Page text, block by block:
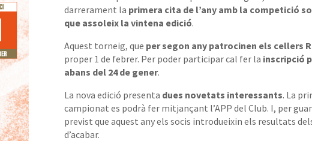
darrerament la primera cita de l’any amb la competició
que assoleix la vintena edició.
Aquest torneig, que per segon any patrocinen els cellers
proper 1 de febrer. Per poder participar cal fer la inscripció
abans del 24 de gener.
La nova edició presenta dues novetats interessants. La
campionat es podrà fer mitjançant l’APP del Club. I, per
previst que aquest any els socis introdueixin els resultats
d’acabar.